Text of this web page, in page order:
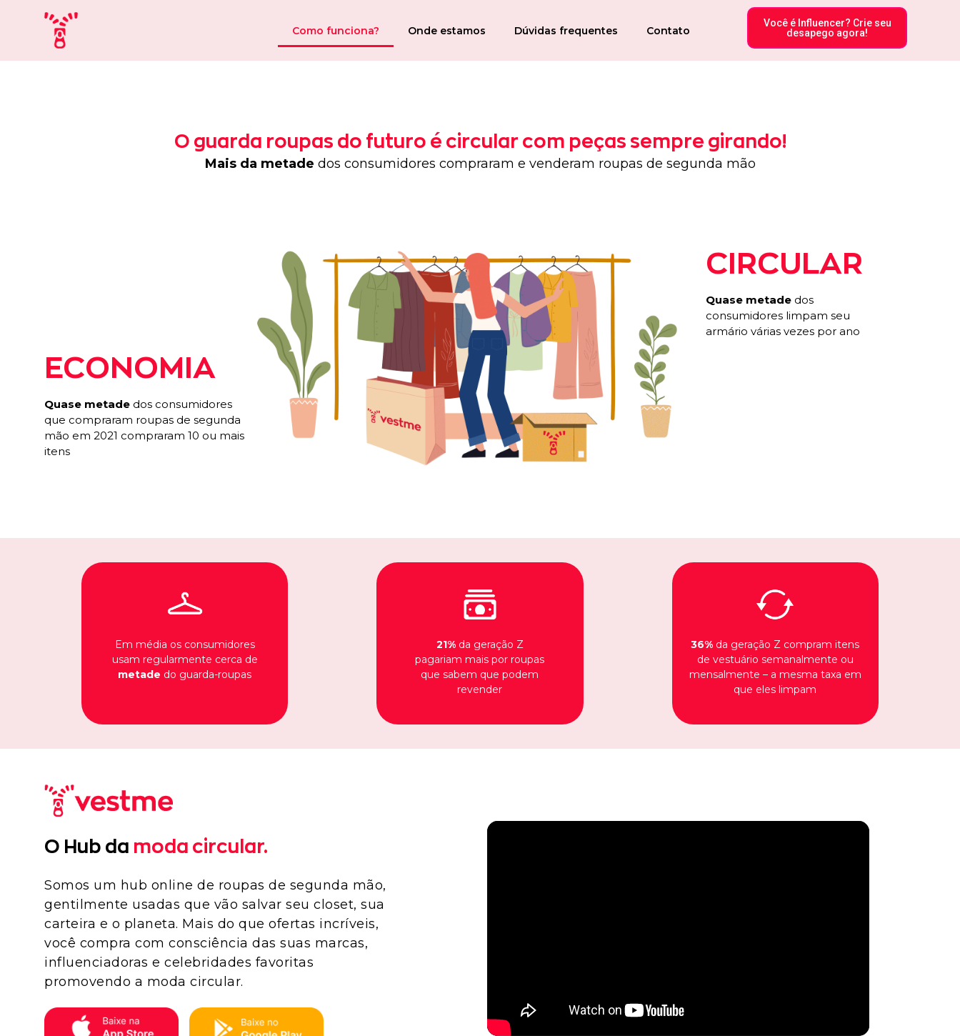
Como funciona? Onde estamos Dúvidas frequentes Contato
Você é Influencer? Crie seu
desapego agora!
O guarda roupas do futuro é circular com peças sempre girando!
Mais da metade dos consumidores compraram e venderam roupas de segunda mão
ECONOMIA
Quase metade dos consumidores
que compraram roupas de segunda
mão em 2021 compraram 10 ou mais
itens
CIRCULAR
Quase metadedos
consumidores limpam seu
armário várias vezes por ano
Em média os consumidores
usam regularmente cerca de
metade do guarda-roupas
21%da geração Z
pagariam mais por roupas
que sabem que podem
revender
36% da geração Z compram itens
de vestuário semanalmente ou
mensalmente – a mesma taxa em
que eles limpam
O Hub da moda circular.
Somos um hub online de roupas de segunda mão,
gentilmente usadas que vão salvar seu closet, sua
carteira e o planeta. Mais do que ofertas incríveis,
você compra com consciência das suas marcas,
influenciadoras e celebridades favoritas
promovendo a moda circular.